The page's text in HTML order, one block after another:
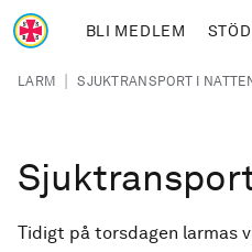
Hoppa till huvudinnehåll
BLI MEDLEM
Länkstig
LARM | SJUKTRANSPORT I
Tidigt på torsdagen larmas